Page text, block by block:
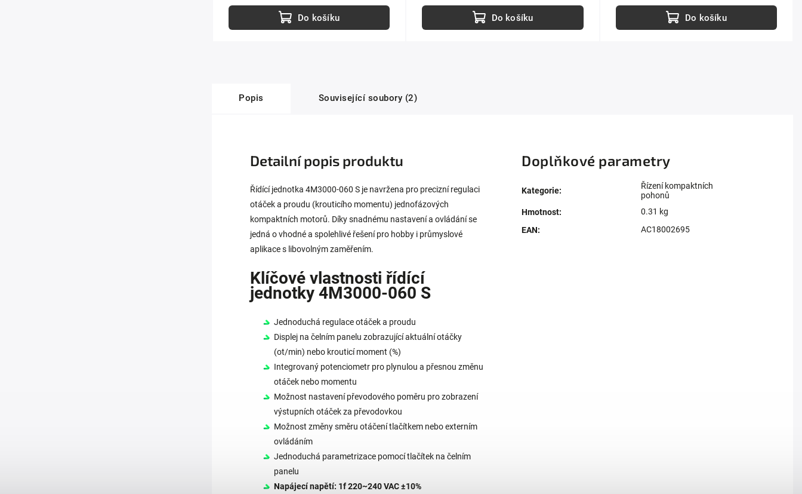
Do košíku
nebo spojkou umožňuje tento asynchronní
elektromotor nasazení v širokém spektru
aplikací.
Do košíku
nebo spojkou umožňuje tento asynchronní
elektromotor nasazení v širokém spektru
aplikací.
Do košíku
nebo spojkou umožňuje tento asynchronní
elektromotor nasazení v širokém spektru
aplikací.
Popis Související soubory (2)
Detailní popis produktu
Řídící jednotka 4M3000-060 S je navržena pro precizní regulaci
otáček a proudu (krouticího momentu) jednofázových
kompaktních motorů. Díky snadnému nastavení a ovládání se
jedná o vhodné a spolehlivé řešení pro hobby i průmyslové
aplikace s libovolným zaměřením.
Klíčové vlastnosti řídící
jednotky 4M3000-060 S
Jednoduchá regulace otáček a proudu
Displej na čelním panelu zobrazující aktuální otáčky
(ot/min) nebo krouticí moment (%)
Integrovaný potenciometr pro plynulou a přesnou změnu
otáček nebo momentu
Možnost nastavení převodového poměru pro zobrazení
výstupních otáček za převodovkou
Možnost změny směru otáčení tlačítkem nebo externím
ovládáním
Jednoduchá parametrizace pomocí tlačítek na čelním
panelu
Napájecí napětí: 1f 220~240 VAC ±10%
Doplňkové parametry
Kategorie:
Řízení kompaktních
pohonů
Hmotnost:
0.31 kg
EAN: AC18002695